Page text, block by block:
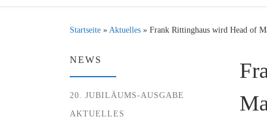
Startseite »Aktuelles » Frank Rittinghaus wird Head of
NEWS
20. JUBILÄUMS-AUSGABE
AKTUELLES